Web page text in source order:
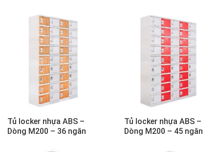
Tủ locker nhựa ABS –
Dòng M200 – 36 ngăn
Tủ locker nhựa ABS –
Dòng M200 – 45 ngăn